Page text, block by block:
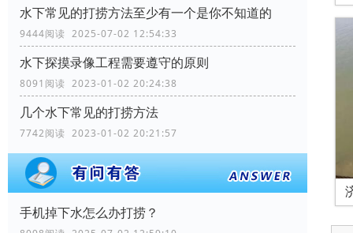
水下常见的打捞方法至少有一个是你不知道的
9444阅读 2025-07-02 12:54:33
水下探摸录像工程需要遵守的原则
8091阅读 2023-01-02 20:24:38
几个水下常见的打捞方法
7742阅读 2023-01-02 20:21:57
手机掉下水怎么办打捞？